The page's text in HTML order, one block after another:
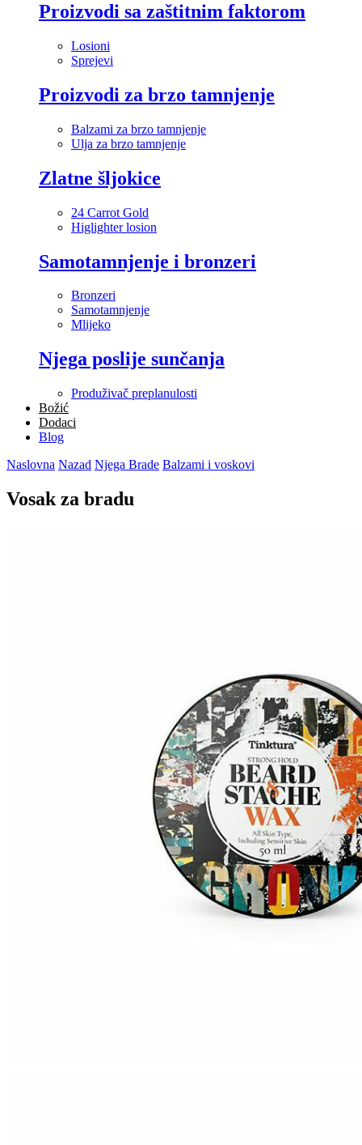
Proizvodi sa zaštitnim faktorom
Losioni
Sprejevi
Proizvodi za brzo tamnjenje
Balzami za brzo tamnjenje
Ulja za brzo tamnjenje
Zlatne šljokice
24 Carrot Gold
Higlighter losion
Samotamnjenje i bronzeri
Bronzeri
Samotamnjenje
Mlijeko
Njega poslije sunčanja
Produživač preplanulosti
Božić
Dodaci
Blog
Naslovna Nazad Njega Brade Balzami i voskovi
Vosak za bradu